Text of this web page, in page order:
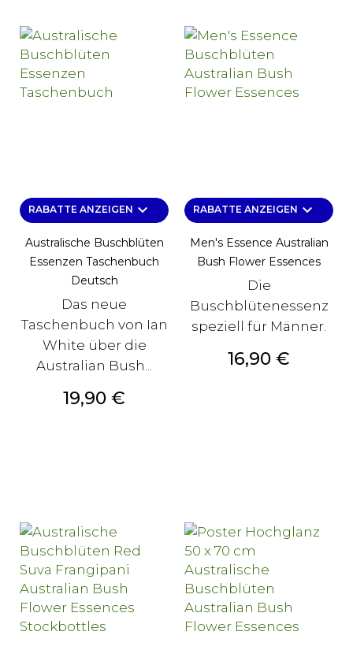
RABATTE ANZEIGEN keyboard_arrow_down
Australische Buschblüten
Essenzen Taschenbuch
Deutsch
Das neue
Taschenbuch von Ian
White über die
Australian Bush...
Preis
19,90 €
RABATTE ANZEIGEN keyboard_arrow_down
Men's Essence Australian
Bush Flower Essences
Die
Buschblütenessenz
speziell für Männer.
Preis
16,90 €